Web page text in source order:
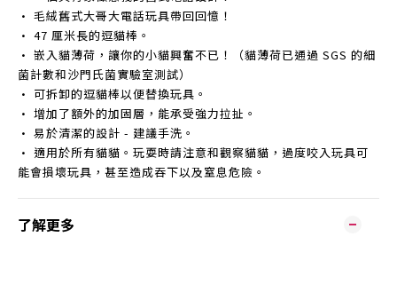
• 毛絨舊式大哥大電話玩具帶回回憶！
• 47 厘米長的逗貓棒。
• 嵌入貓薄荷，讓你的小貓興奮不已！（貓薄荷已通過 SGS 的細
菌計數和沙門氏菌實驗室測試）
• 可拆卸的逗貓棒以便替換玩具。
• 增加了額外的加固層，能承受強力拉扯。
• 易於清潔的設計 - 建議手洗。
• 適用於所有貓貓。玩耍時請注意和觀察貓貓，過度咬入玩具可
能會損壞玩具，甚至造成吞下以及窒息危險。
了解更多